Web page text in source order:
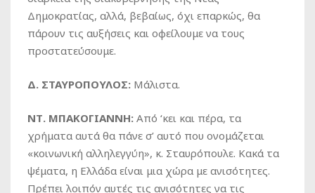
Δημοκρατίας, αλλά, βεβαίως, όχι επαρκώς, θα
πάρουν τις αυξήσεις και οφείλουμε να τους
προστατεύσουμε.
Δ. ΣΤΑΥΡΟΠΟΥΛΟΣ: Μάλιστα.
ΝΤ. ΜΠΑΚΟΓΙΑΝΝΗ: Από ‘κει και πέρα, τα
χρήματα αυτά θα πάνε σ’ αυτό που ονομάζεται
«κοινωνική αλληλεγγύη», κ. Σταυρόπουλε. Κακά τα
ψέματα, η Ελλάδα είναι μια χώρα με ανισότητες.
Πρέπει λοιπόν αυτές τις ανισότητες να τις